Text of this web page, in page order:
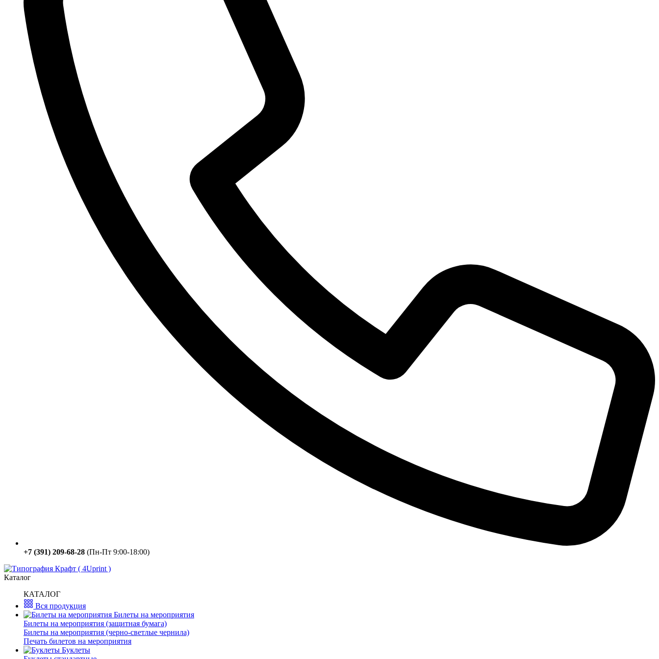
+7 (391) 209-68-28 (Пн-Пт 9:00-18:00)
Каталог
КАТАЛОГ
Вся продукция
Билеты на мероприятия
Билеты на мероприятия (защитная бумага)
Билеты на мероприятия (черно-светлые чернила)
Печать билетов на мероприятия
Буклеты